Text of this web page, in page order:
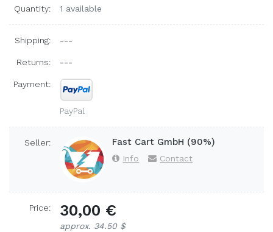
Quantity: 1 available
Shipping: ---
Returns: ---
Payment:
PayPal
Seller: Fast Cart GmbH (90%)
Info Contact
Price: 30,00 €
approx. 34.50 $